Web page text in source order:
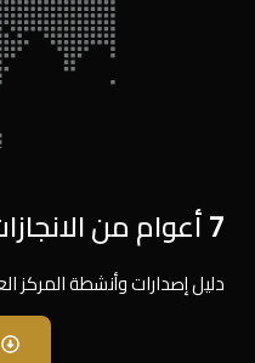
7 أعوام من الانجازات
دليل إصدارات وأنشطة المركز